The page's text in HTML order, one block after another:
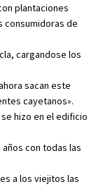
plantaciones
consumidoras de
cargandose los
sacan este
cayetanos».
se hizo en el edificio
con todas las
a los viejitos las